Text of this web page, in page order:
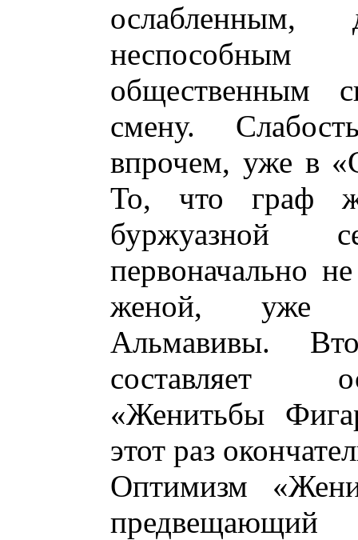
ослабленным,
общественным
смену.
впрочем, уже в
То, что граф
буржуазной
первоначально
женой, уже
Альмавивы.
составляет
«Женитьбы
этот раз
Оптимизм